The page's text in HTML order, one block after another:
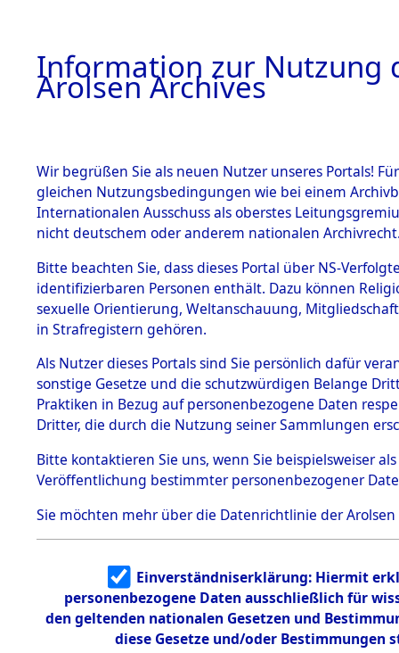
BESTÄNDE
1.
Inhaftierungsdoku
mente
1.2.9 Beim ITS
verwahrte
1.2.9.1
Effekten aus
dem KZ
Dachau
Effekten aus
dem KZ
Dachau,
Landesentsch
ädigungsamt
Effekten aus
dem KZ
Neuengamm
e
Dokument
4Akten
EDWARD
Land
Polen
24.4.2024: Die
Familien (oder
zurückgegeben.
Häftlingsnummer
DOKUMENTE
Information zur Nutzung
Arolsen Archives
Wir begrüßen Sie als neuen Nutzer unseres Portals!
gleichen Nutzungsbedingungen wie bei einem
Internationalen Ausschuss als oberstes
nicht deutschem oder anderem nationalen
Bitte beachten Sie, dass dieses Portal über NS-
identifizierbaren Personen enthält. Dazu können
sexuelle Orientierung, Weltanschauung,
in Strafregistern gehören.
Als Nutzer dieses Portals sind Sie persönlich dafür
sonstige Gesetze und die schutzwürdigen Belange
Praktiken in Bezug auf personenbezogene Daten
Dritter, die durch die Nutzung seiner Sammlungen
Bitte kontaktieren Sie uns, wenn Sie beispielsweiser
Veröffentlichung bestimmter personenbezogener
Sie möchten mehr über die Datenrichtlinie der Arolsen
Einverständniserklärung: Hiermit
personenbezogene Daten ausschließlich für
den geltenden nationalen Gesetzen und
diese Gesetze und/oder Bestimmungen